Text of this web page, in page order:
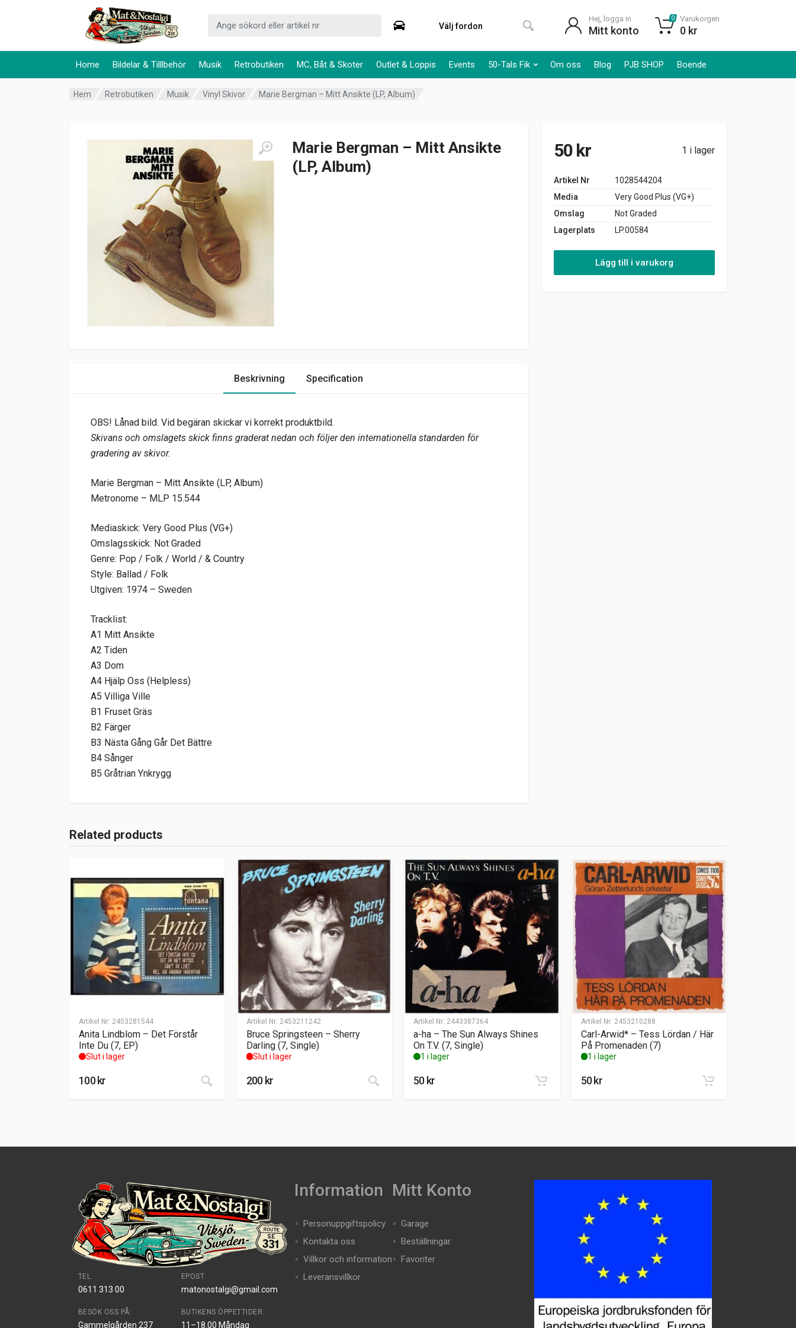
Home Bildelar & Tilllbehör Musik Retrobutiken MC, Båt & Skoter Outlet & Loppis Events 50-Tals Fik Om oss Blog PJB SHOP Boende
Välj fordon
Hej, logga in
Mitt konto
0 Varukorgen
0 kr
Hem Retrobutiken Musik Vinyl Skivor Marie Bergman – Mitt Ansikte (LP, Album)
Marie Bergman – Mitt Ansikte
(LP, Album)
50 kr 1 i lager
Artikel Nr
1028544204
Media
Very Good Plus (VG+)
Omslag
Not Graded
Lagerplats
LP.00584
Lägg till i varukorg
Beskrivning Specification
OBS! Lånad bild. Vid begäran skickar vi korrekt produktbild.
Skivans och omslagets skick finns graderat nedan och följer den internationella standarden för
gradering av skivor.
Marie Bergman – Mitt Ansikte (LP, Album)
Metronome – MLP 15.544
Mediaskick: Very Good Plus (VG+)
Omslagsskick: Not Graded
Genre: Pop / Folk / World / & Country
Style: Ballad / Folk
Utgiven: 1974 – Sweden
Tracklist:
A1 Mitt Ansikte
A2 Tiden
A3 Dom
A4 Hjälp Oss (Helpless)
A5 Villiga Ville
B1 Fruset Gräs
B2 Färger
B3 Nästa Gång Går Det Bättre
B4 Sånger
B5 Gråtrian Ynkrygg
Related products
Artikel Nr: 2453281544
Anita Lindblom – Det Förstår
Inte Du (7, EP)
Slut i lager
100kr
Artikel Nr: 2453211242
Bruce Springsteen – Sherry
Darling (7, Single)
Slut i lager
200kr
Artikel Nr: 2443387364
a-ha – The Sun Always Shines
On T.V. (7, Single)
1 i lager
50kr
Artikel Nr: 2453210288
Carl-Arwid* – Tess Lördan / Här
På Promenaden (7)
1 i lager
50kr
TEL.
0611 313 00
EPOST:
matonostalgi@gmail.com
BESÖK OSS PÅ:
Gammelgården 237
BUTIKENS ÖPPETTIDER:
11–18.00 Måndag
Information
Personuppgiftspolicy
Kontakta oss
Villkor och information
Leveransvillkor
Mitt Konto
Garage
Beställningar
Favoriter